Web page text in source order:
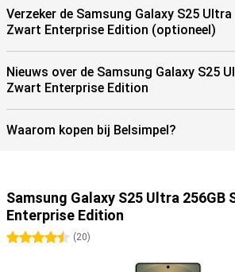
Verzeker de Samsung Galaxy S25 Ultra
Zwart Enterprise Edition (optioneel)
Nieuws over de Samsung Galaxy S25
Zwart Enterprise Edition
Waarom kopen bij Belsimpel?
Samsung Galaxy S25 Ultra 256GB
Enterprise Edition
4.5 sterren
(20)